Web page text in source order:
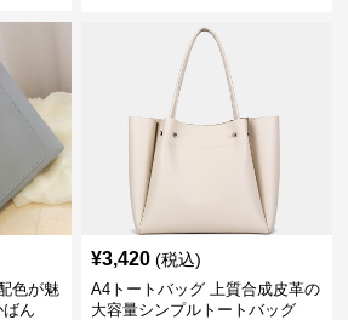
色が魅
ん
¥3,420 (税込)
A4トートバッグ 上質合成皮革の
大容量シンプルトートバッグ